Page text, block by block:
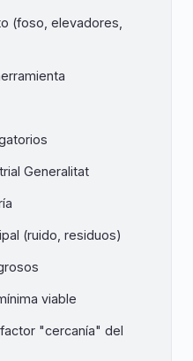
(foso, elevadores,
Generalitat
(ruido, residuos)
viable
"cercanía" del